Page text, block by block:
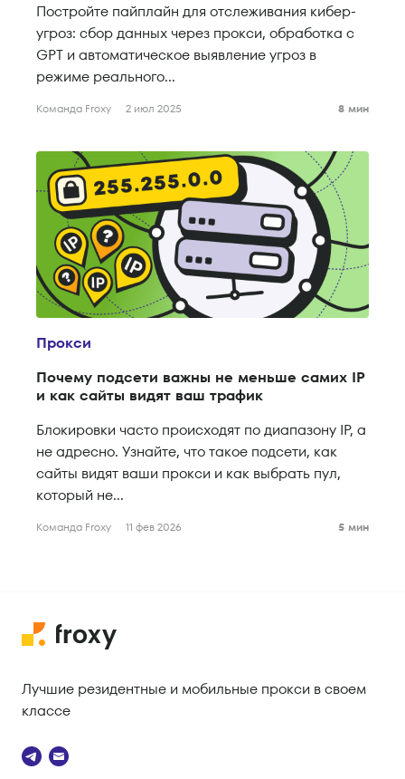
Постройте пайплайн для отслеживания кибер-
угроз: сбор данных через прокси, обработка с
GPT и автоматическое выявление угроз в
режиме реального...
Команда Froxy 2 июл 2025 8 мин
Прокси
Почему подсети важны не меньше самих IP
и как сайты видят ваш трафик
Блокировки часто происходят по диапазону IP, а
не адресно. Узнайте, что такое подсети, как
сайты видят ваши прокси и как выбрать пул,
который не...
Команда Froxy 11 фев 2026 5 мин
Лучшие резидентные и мобильные прокси в своем
классе